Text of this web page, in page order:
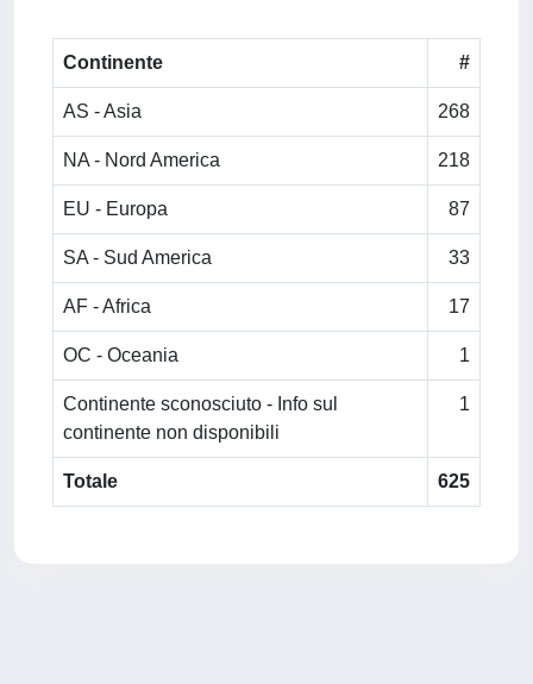
Continente #
AS - Asia 268
NA - Nord America 218
EU - Europa 87
SA - Sud America 33
AF - Africa 17
OC - Oceania 1
Continente sconosciuto - Info sul
continente non disponibili
1
Totale 625